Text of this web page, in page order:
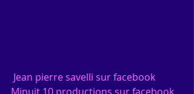
Jean pierre savelli sur facebook